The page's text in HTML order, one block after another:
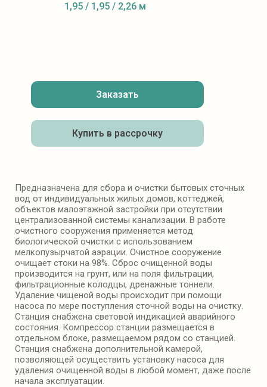
Купить в рассрочку
Заказать
1,95 / 1,95 / 2,26 м
Предназначена для сбора и очистки бытовых сточных
вод от индивидуальных жилых домов, коттеджей,
объектов малоэтажной застройки при отсутствии
централизованной системы канализации. В работе
очистного сооружения применяется метод
биологической очистки с использованием
мелкопузырчатой аэрации. Очистное сооружение
очищает стоки на 98%. Сброс очищенной воды
производится на грунт, или на поля фильтрации,
фильтрационные колодцы, дренажные тоннели.
Удаление чищеной воды происходит при помощи
насоса по мере поступления сточной воды на очистку.
Станция снабжена световой индикацией аварийного
состояния. Компрессор станции размещается в
отдельном блоке, размещаемом рядом со станцией.
Станция снабжена дополнительной камерой,
позволяющей осуществить установку насоса для
удаления очищенной воды в любой момент, даже после
начала эксплуатации.